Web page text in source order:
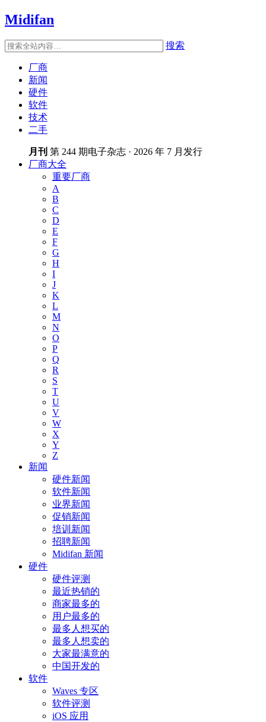
Midifan
搜索
厂商
新闻
硬件
软件
技术
二手
月刊 第 244 期电子杂志 · 2026 年 7 月发行
厂商大全
重要厂商
A
B
C
D
E
F
G
H
I
J
K
L
M
N
O
P
Q
R
S
T
U
V
W
X
Y
Z
新闻
硬件新闻
软件新闻
业界新闻
促销新闻
培训新闻
招聘新闻
Midifan 新闻
硬件
硬件评测
最近热销的
商家最多的
用户最多的
最多人想买的
最多人想卖的
大家最满意的
中国开发的
软件
Waves 专区
软件评测
iOS 应用